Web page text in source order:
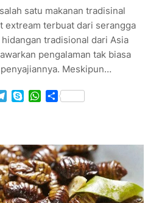
satu makanan tradisinal
extream terbuat dari serangga
tradisional dari Asia
pengalaman tak biasa
Meskipun…
Telegram
SkypeWhatsApp
Share